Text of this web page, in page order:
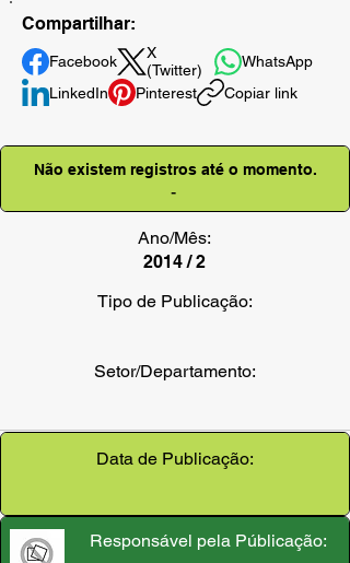
Compartilhar:
Facebook
X
(Twitter)
WhatsApp
LinkedIn
Pinterest Copiar link
Não existem registros até o momento.
-
Ano/Mês:
2014 / 2
Tipo de Publicação:
Setor/Departamento:
Data de Publicação:
Responsável pela Públicação: